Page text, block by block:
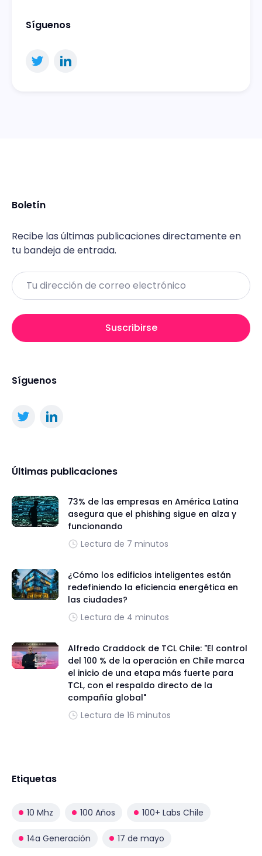
Síguenos
Boletín
Recibe las últimas publicaciones directamente en
tu bandeja de entrada.
Email
Suscribirse
Síguenos
Últimas publicaciones
73% de las empresas en América Latina
asegura que el phishing sigue en alza y
funcionando
Lectura de 7 minutos
¿Cómo los edificios inteligentes están
redefiniendo la eficiencia energética en
las ciudades?
Lectura de 4 minutos
Alfredo Craddock de TCL Chile: "El control
del 100 % de la operación en Chile marca
el inicio de una etapa más fuerte para
TCL, con el respaldo directo de la
compañía global"
Lectura de 16 minutos
Etiquetas
10 Mhz 100 Años 100+ Labs Chile
14a Generación 17 de mayo